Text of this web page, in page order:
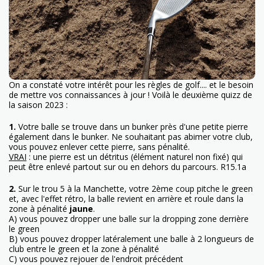
On a constaté votre intérêt pour les règles de golf.... et le besoin
de mettre vos connaissances à jour ! Voilà le deuxième quizz de
la saison 2023 :
1. Votre balle se trouve dans un bunker près d'une petite pierre
également dans le bunker. Ne souhaitant pas abimer votre club,
vous pouvez enlever cette pierre, sans pénalité.
VRAI : une pierre est un détritus (élément naturel non fixé) qui
peut être enlevé partout sur ou en dehors du parcours. R15.1a
2. Sur le trou 5 à la Manchette, votre 2ème coup pitche le green
et, avec l'effet rétro, la balle revient en arrière et roule dans la
zone à pénalité jaune.
A) vous pouvez dropper une balle sur la dropping zone derrière
le green
B) vous pouvez dropper latéralement une balle à 2 longueurs de
club entre le green et la zone à pénalité
C) vous pouvez rejouer de l'endroit précédent